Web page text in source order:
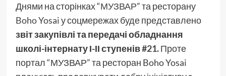
Днями на сторінках “МУЗВАР” та ресторану
Boho Yosaiу соцмережах буде представлено
звіт закупівлі та передачі обладнання
школі-інтернату І-ІІ ступенів#21.Проте
портал “МУЗВАР” та ресторан Boho Yosai